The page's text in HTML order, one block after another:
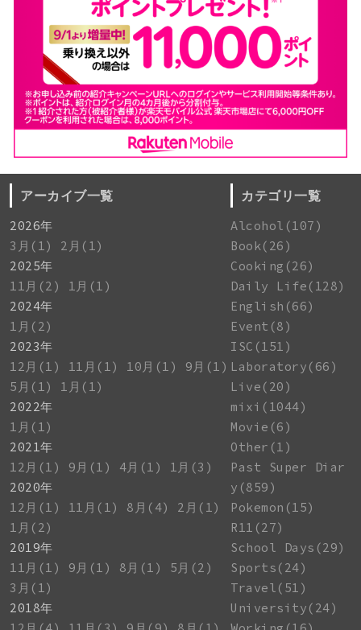
アーカイブ一覧
2026年
3月(1)
2月(1)
2025年
11月(2)
1月(1)
2024年
1月(2)
2023年
12月(1)
11月(1) 10月(1)
9月(1)
5月(1)
1月(1)
2022年
1月(1)
2021年
12月(1)
9月(1) 4月(1)
1月(3)
2020年
12月(1)
11月(1) 8月(4)
2月(1)
1月(2)
2019年
11月(1)
9月(1) 8月(1)
5月(2)
3月(1)
2018年
カテゴリ一覧
Alcohol(107)
Book(26)
Cooking(26)
Daily Life(128)
English(66)
Event(8)
ISC(151)
Laboratory(66)
Live(20)
mixi(1044)
Movie(6)
Other(1)
Past Super Diar
y(859)
Pokemon(15)
R11(27)
School Days(29)
Sports(24)
Travel(51)
University(24)